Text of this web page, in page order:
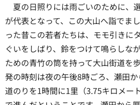
夏の日照りには雨ごいのために、
が代表となって、この大山へ詣でま
った昔この若者たちは、モモ引きに
ぐいをしばり、鈴をつけて鳴らしな
ための青竹の筒を持って大山街道を
発の時刻は夜の午後8時ごろ、瀬田
道のりを1時間に1里（3.75キロメー